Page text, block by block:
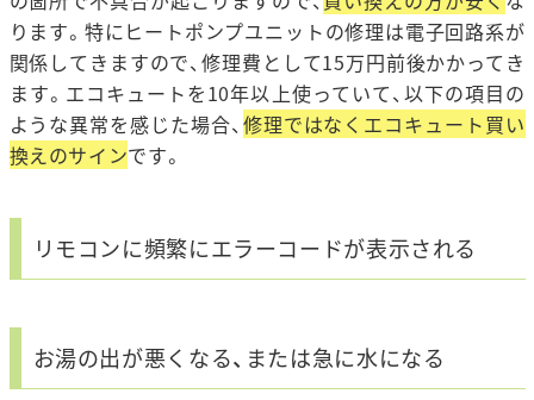
ります。特にヒートポンプユニットの修理は電子回路系が
関係してきますので、修理費として15万円前後かかってき
ます。エコキュートを10年以上使っていて、以下の項目の
ような異常を感じた場合、 修理ではなくエコキュート買い
換えのサインです。
リモコンに頻繁にエラーコードが表示される
お湯の出が悪くなる、または急に水になる